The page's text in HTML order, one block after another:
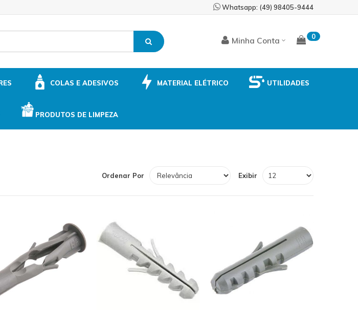
Whatsapp: (49) 98405-9444
Skip
to
0
Minha Conta
COLAS E ADESIVOS MATERIAL ELÉTRICO UTILIDADES
PRODUTOS DE LIMPEZA
Exibir
Ordenar Por